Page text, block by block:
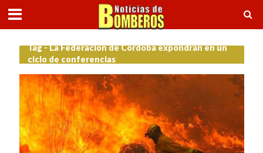
Tag - La Federación de Córdoba expondrán en un
ciclo de conferencias